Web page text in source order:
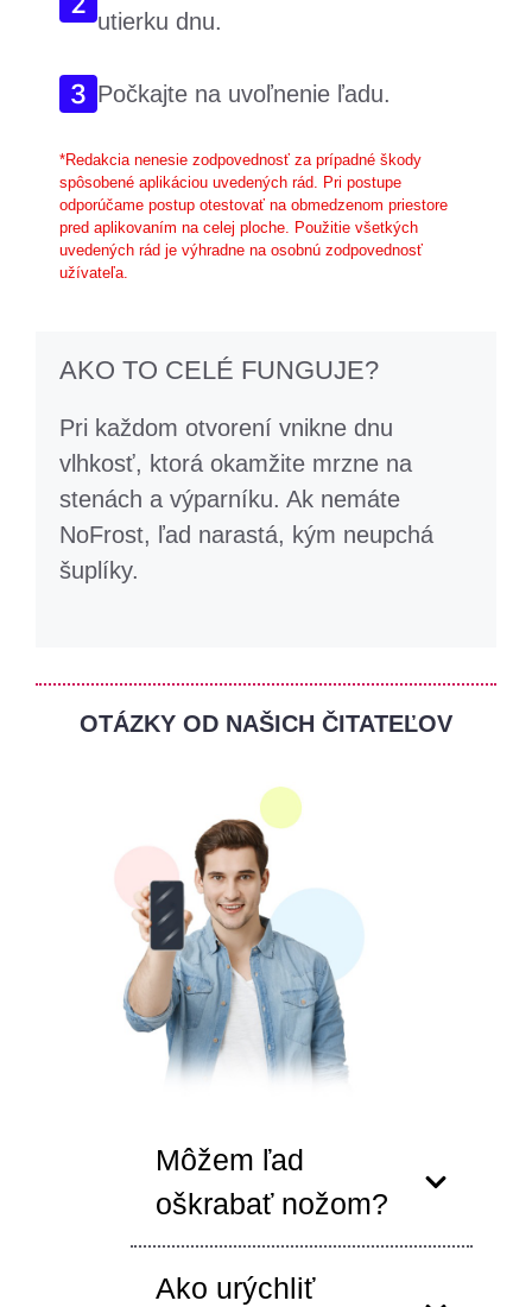
utierku dnu.
Počkajte na uvoľnenie ľadu.
*Redakcia nenesie zodpovednosť za prípadné škody
spôsobené aplikáciou uvedených rád. Pri postupe
odporúčame postup otestovať na obmedzenom priestore
pred aplikovaním na celej ploche. Použitie všetkých
uvedených rád je výhradne na osobnú zodpovednosť
užívateľa.
AKO TO CELÉ FUNGUJE?
Pri každom otvorení vnikne dnu
vlhkosť, ktorá okamžite mrzne na
stenách a výparníku. Ak nemáte
NoFrost, ľad narastá, kým neupchá
šuplíky.
OTÁZKY OD NAŠICH ČITATEĽOV
Môžem ľad
oškrabať nožom?
Ako urýchliť